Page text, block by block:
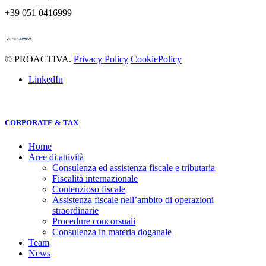
+39 051 0416999
© PROACTIVA. Privacy Policy CookiePolicy
LinkedIn
CORPORATE & TAX
Home
Aree di attività
Consulenza ed assistenza fiscale e tributaria
Fiscalità internazionale
Contenzioso fiscale
Assistenza fiscale nell’ambito di operazioni
straordinarie
Procedure concorsuali
Consulenza in materia doganale
Team
News